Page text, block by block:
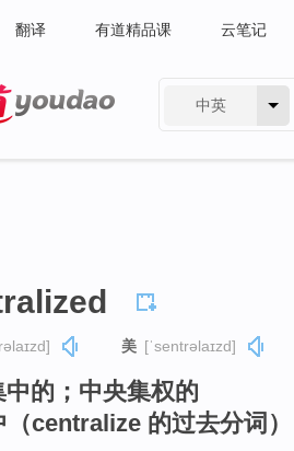
翻译 有道精品课 云笔记
中英
美 [ˈsentrəlaɪzd]
的；中央集权的
（centralize 的过去分词）